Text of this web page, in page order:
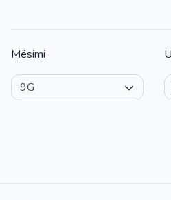
Mësimi